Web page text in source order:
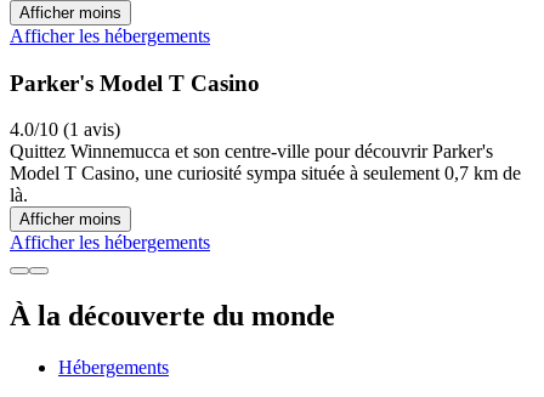
Afficher moins
Afficher les hébergements
Parker's Model T Casino
4.0/10 (1 avis)
Quittez Winnemucca et son centre-ville pour découvrir Parker's
Model T Casino, une curiosité sympa située à seulement 0,7 km de
là.
Afficher moins
Afficher les hébergements
À la découverte du monde
Hébergements